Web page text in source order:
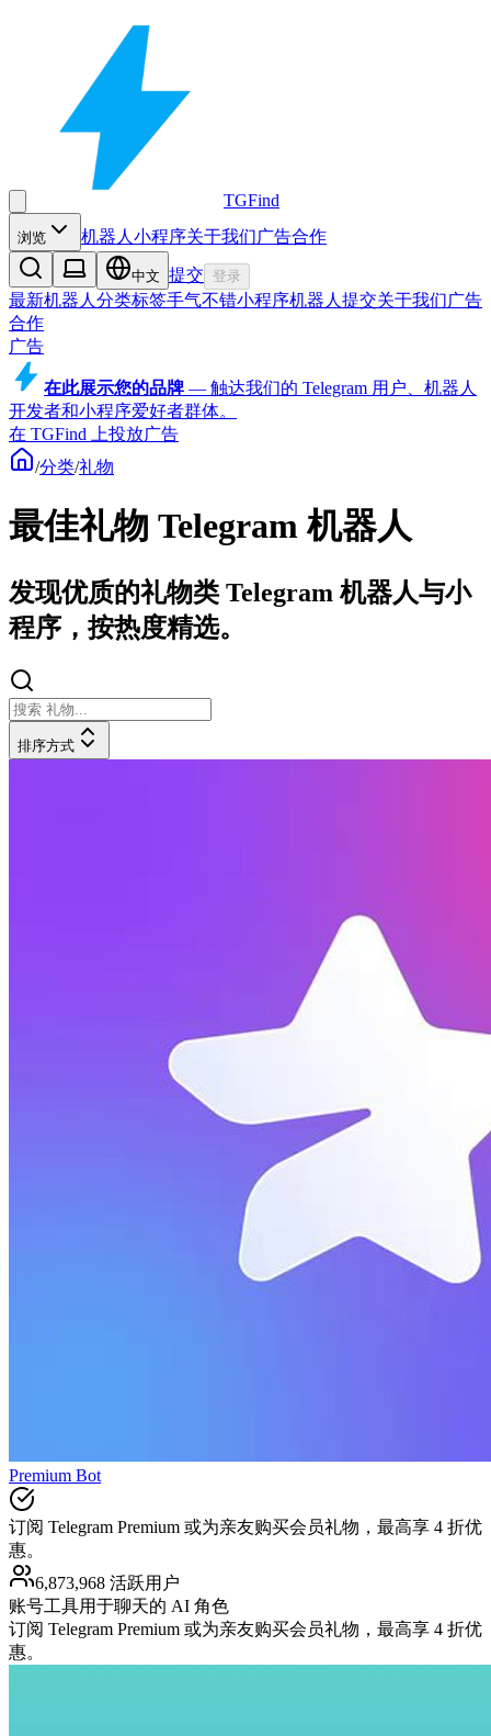
TGFind
浏览 机器人 小程序关于我们广告合作
中文 提交 登录
最新机器人 分类标签手气不错小程序机器人 提交关于我们广告
合作
广告
在此展示您的品牌 — 触达我们的 Telegram 用户、机器人
开发者和小程序爱好者群体。
在 TGFind 上投放广告
/分类/礼物
最佳礼物 Telegram 机器人
发现优质的礼物类 Telegram 机器人与小
程序，按热度精选。
排序方式
Premium Bot
订阅 Telegram Premium 或为亲友购买会员礼物，最高享 4 折优
惠。
6,873,968 活跃用户
账号工具用于聊天的 AI 角色
订阅 Telegram Premium 或为亲友购买会员礼物，最高享 4 折优
惠。